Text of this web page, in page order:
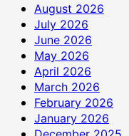
August 2026
July 2026
June 2026
May 2026
April 2026
March 2026
February 2026
January 2026